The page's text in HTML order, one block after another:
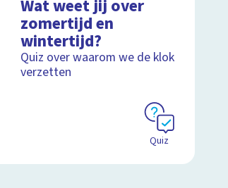
Wat weet jij over
zomertijd en
wintertijd?
Quiz over waarom we de klok
verzetten
Quiz